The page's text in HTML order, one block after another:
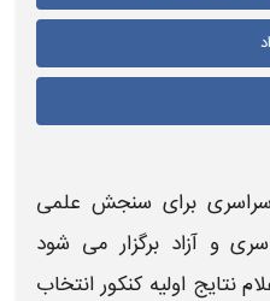
سراسری برای سنجش علمی
وآزادبرگزار می شود
نتایج اولیه کنکورانتخاب